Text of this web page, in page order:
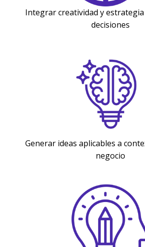
Integrar creatividad y
decisiones
Generar ideas aplicables a
negocio